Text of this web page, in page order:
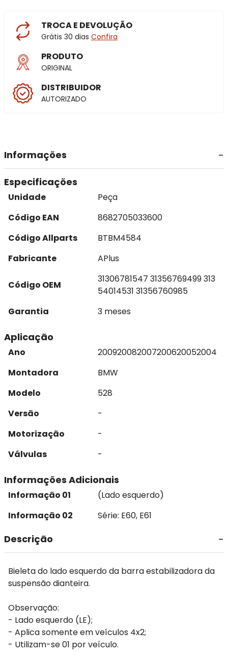
TROCA E DEVOLUÇÃO
Grátis 30 dias Confira
PRODUTO
ORIGINAL
DISTRIBUIDOR
AUTORIZADO
Informações
Especificações
Unidade
Peça
Código EAN
8682705033600
Código Allparts
BTBM4584
Fabricante
APlus
Código OEM
31306781547 31356769499 313
54014531 31356760985
Garantia
3 meses
Aplicação
Ano 200920082007200620052004
Montadora
BMW
Modelo
528
Versão
-
Motorização
-
Válvulas
-
Informações Adicionais
Informação 01
(Lado esquerdo)
Informação 02
Série: E60, E61
Descrição
Bieleta do lado esquerdo da barra estabilizadora da
suspensão dianteira.
Observação:
- Lado esquerdo (LE);
- Aplica somente em veículos 4x2;
- Utilizam-se 01 por veículo.